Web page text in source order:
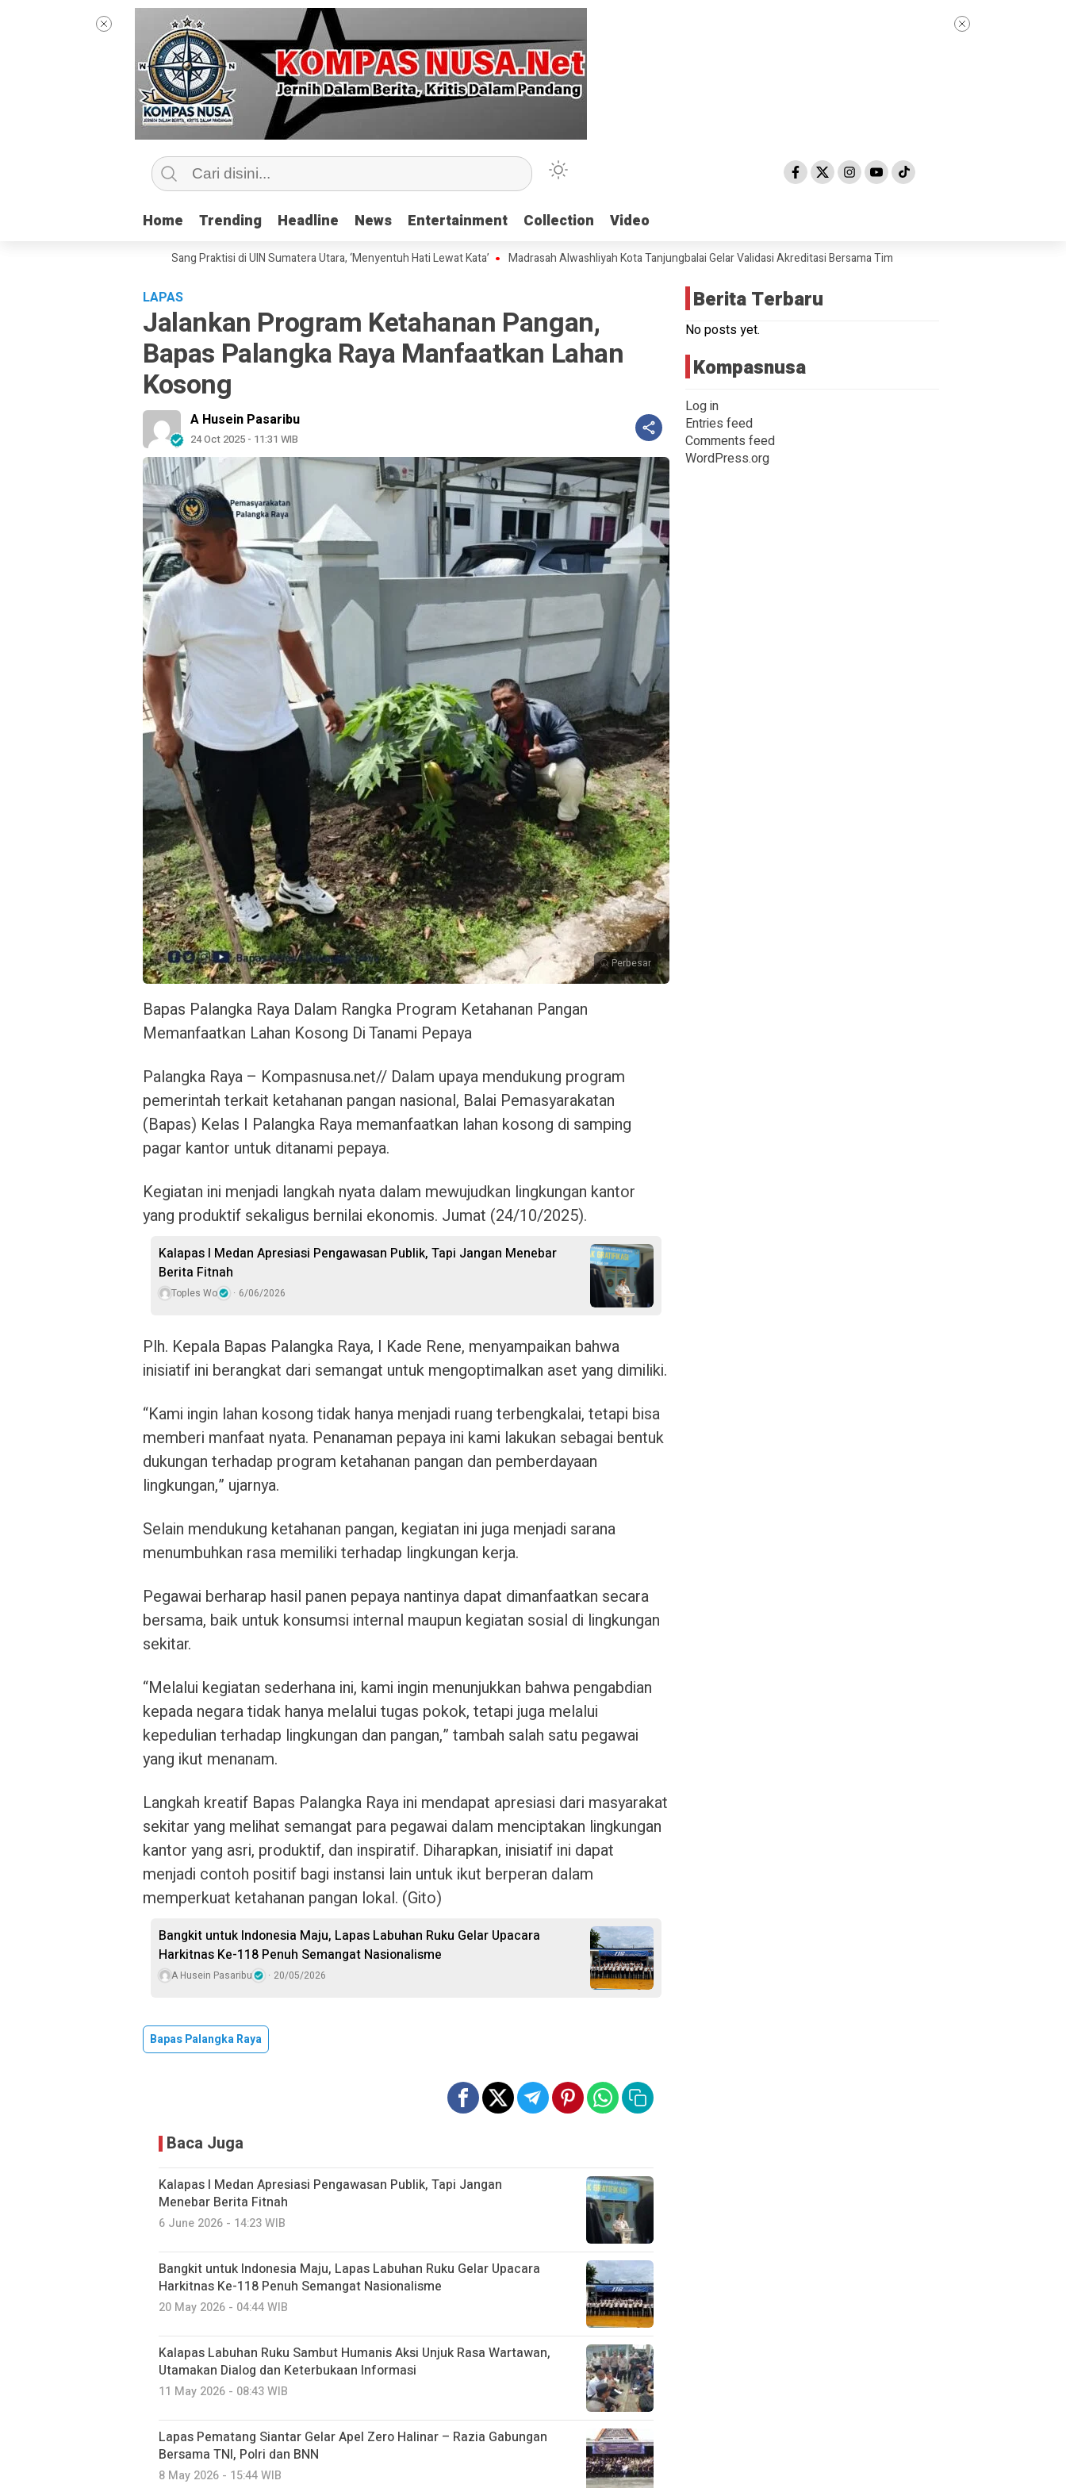
Home Trending Headline News Entertainment Collection Video
Home Trending Headline News Entertainment Collection Video
Jurnalisme Bersama Sang Praktisi di UIN Sumatera Utara, ‘Menyentuh Hati Lewat Kata’ Madrasah Alwashliyah Kota Tanjungbalai Gelar Validasi Akreditasi Bersama Tim Asesor BAN-PDM Tahun 2026
LAPAS
Jalankan Program Ketahanan Pangan,
Bapas Palangka Raya Manfaatkan Lahan
Kosong
A Husein Pasaribu
24 Oct 2025 - 11:31 WIB
Perbesar
Bapas Palangka Raya Dalam Rangka Program Ketahanan Pangan
Memanfaatkan Lahan Kosong Di Tanami Pepaya
Palangka Raya – Kompasnusa.net// Dalam upaya mendukung program
pemerintah terkait ketahanan pangan nasional, Balai Pemasyarakatan
(Bapas) Kelas I Palangka Raya memanfaatkan lahan kosong di samping
pagar kantor untuk ditanami pepaya.
Kegiatan ini menjadi langkah nyata dalam mewujudkan lingkungan kantor
yang produktif sekaligus bernilai ekonomis. Jumat (24/10/2025).
Kalapas I Medan Apresiasi Pengawasan Publik, Tapi Jangan Menebar
Berita Fitnah
Toples Wo 6/06/2026
Plh. Kepala Bapas Palangka Raya, I Kade Rene, menyampaikan bahwa
inisiatif ini berangkat dari semangat untuk mengoptimalkan aset yang dimiliki.
“Kami ingin lahan kosong tidak hanya menjadi ruang terbengkalai, tetapi bisa
memberi manfaat nyata. Penanaman pepaya ini kami lakukan sebagai bentuk
dukungan terhadap program ketahanan pangan dan pemberdayaan
lingkungan,” ujarnya.
Selain mendukung ketahanan pangan, kegiatan ini juga menjadi sarana
menumbuhkan rasa memiliki terhadap lingkungan kerja.
Pegawai berharap hasil panen pepaya nantinya dapat dimanfaatkan secara
bersama, baik untuk konsumsi internal maupun kegiatan sosial di lingkungan
sekitar.
“Melalui kegiatan sederhana ini, kami ingin menunjukkan bahwa pengabdian
kepada negara tidak hanya melalui tugas pokok, tetapi juga melalui
kepedulian terhadap lingkungan dan pangan,” tambah salah satu pegawai
yang ikut menanam.
Langkah kreatif Bapas Palangka Raya ini mendapat apresiasi dari masyarakat
sekitar yang melihat semangat para pegawai dalam menciptakan lingkungan
kantor yang asri, produktif, dan inspiratif. Diharapkan, inisiatif ini dapat
menjadi contoh positif bagi instansi lain untuk ikut berperan dalam
memperkuat ketahanan pangan lokal. (Gito)
Bangkit untuk Indonesia Maju, Lapas Labuhan Ruku Gelar Upacara
Harkitnas Ke-118 Penuh Semangat Nasionalisme
A Husein Pasaribu 20/05/2026
Bapas Palangka Raya
Baca Juga
Kalapas I Medan Apresiasi Pengawasan Publik, Tapi Jangan
Menebar Berita Fitnah
6 June 2026 - 14:23 WIB
Bangkit untuk Indonesia Maju, Lapas Labuhan Ruku Gelar Upacara
Harkitnas Ke-118 Penuh Semangat Nasionalisme
20 May 2026 - 04:44 WIB
Kalapas Labuhan Ruku Sambut Humanis Aksi Unjuk Rasa Wartawan,
Utamakan Dialog dan Keterbukaan Informasi
11 May 2026 - 08:43 WIB
Lapas Pematang Siantar Gelar Apel Zero Halinar – Razia Gabungan
Bersama TNI, Polri dan BNN
8 May 2026 - 15:44 WIB
Berita Terbaru
No posts yet.
Kompasnusa
Log in
Entries feed
Comments feed
WordPress.org